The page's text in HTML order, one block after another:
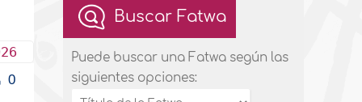
0
Buscar Fatwa
Puede buscar una Fatwa según las
siguientes opciones: